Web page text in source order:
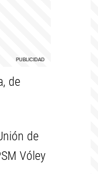
de
de
Vóley